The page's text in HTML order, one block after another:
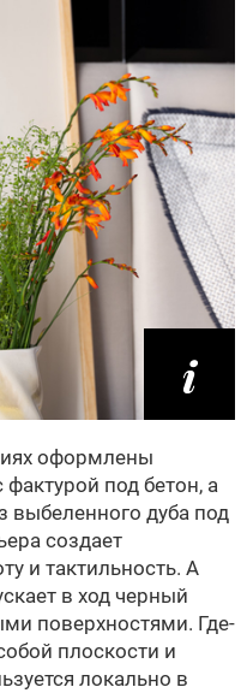
оформлены
под бетон, а
выбеленного дуба под
создает
и тактильность. А
в ход черный
поверхностями. Где-
плоскости и
локально в